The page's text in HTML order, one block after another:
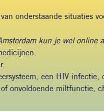
onderstaande situaties
kun je wel online
een HIV-infectie,
onvoldoende miltfunctie,